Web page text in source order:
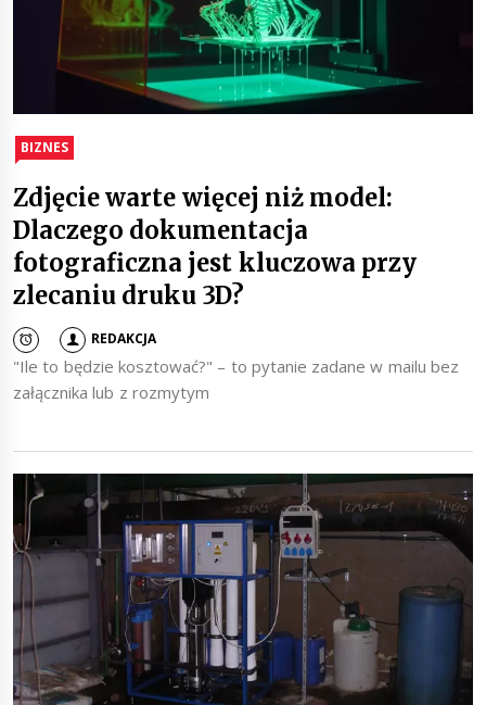
BIZNES
Zdjęcie warte więcej niż model:
Dlaczego dokumentacja
fotograficzna jest kluczowa przy
zlecaniu druku 3D?
REDAKCJA
"Ile to będzie kosztować?" – to pytanie zadane w mailu bez
załącznika lub z rozmytym